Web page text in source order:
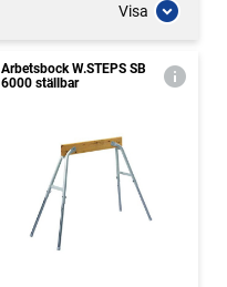
Visa
Arbetsbock W.STEPS SB
6000 ställbar